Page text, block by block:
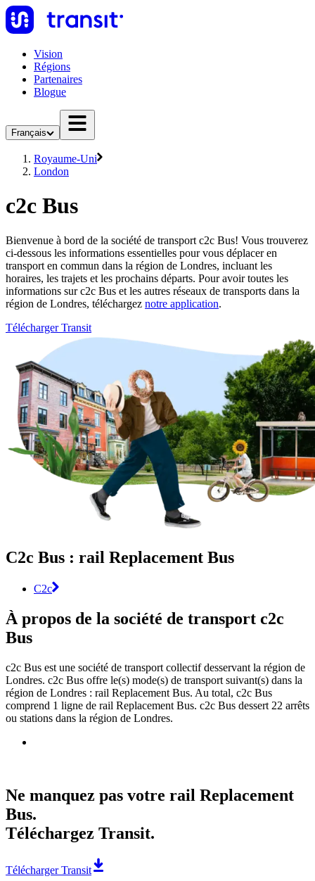
Vision
Régions
Partenaires
Blogue
Français
Royaume-Uni
London
c2c Bus
Bienvenue à bord de la société de transport c2c Bus! Vous trouverez
ci-dessous les informations essentielles pour vous déplacer en
transport en commun dans la région de Londres, incluant les
horaires, les trajets et les prochains départs. Pour avoir toutes les
informations sur c2c Bus et les autres réseaux de transports dans la
région de Londres, téléchargez notre application.
Télécharger Transit
C2c Bus : rail Replacement Bus
C2c
À propos de la société de transport c2c
Bus
c2c Bus est une société de transport collectif desservant la région de
Londres. c2c Bus offre le(s) mode(s) de transport suivant(s) dans la
région de Londres : rail Replacement Bus. Au total, c2c Bus
comprend 1 ligne de rail Replacement Bus. c2c Bus dessert 22 arrêts
ou stations dans la région de Londres.
Ne manquez pas votre rail Replacement
Bus.
Téléchargez Transit.
Télécharger Transit